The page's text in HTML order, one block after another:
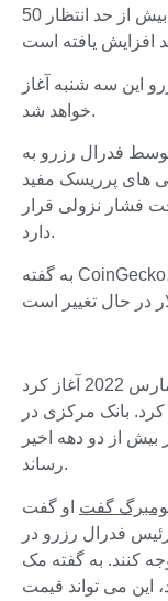
دیجیتال، شانس فدرال رزرو برای کاهش بیش از حد انتظار 50
این سه شنبه آغاز
خواهد شد.
فدرال رزرو به
های پرریسک مفید
فشار نزولی قرار
دارد.
به گفته CoinGecko، ارز دیجیتال پیشرو در حال حاضر با قیمت
فدرال رزرو چرخه افزایش نرخ بهره را در مارس 2022 آغاز کرد
اجرا کرد. بانک مرکزی در
بیش از دو دهه اخیر
رساند.
گفت او گفت
رئیس فدرال رزرو در
کنند. به گفته مک
این می تواند قیمت